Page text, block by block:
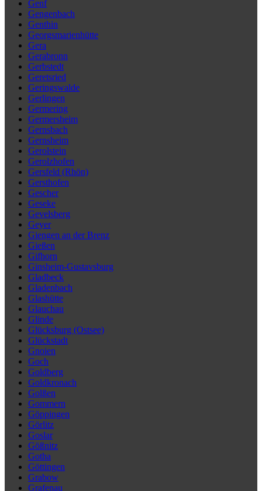
Genf
Gengenbach
Genthin
Georgsmarienhütte
Gera
Gerabronn
Gerbstedt
Geretsried
Geringswalde
Gerlingen
Germering
Germersheim
Gernsbach
Gernsheim
Gerolstein
Gerolzhofen
Gersfeld (Rhön)
Gersthofen
Gescher
Geseke
Gevelsberg
Geyer
Giengen an der Brenz
Gießen
Gifhorn
Ginsheim-Gustavsburg
Gladbeck
Gladenbach
Glashütte
Glauchau
Glinde
Glücksburg (Ostsee)
Glückstadt
Gnoien
Goch
Goldberg
Goldkronach
Golßen
Gommern
Göppingen
Görlitz
Goslar
Gößnitz
Gotha
Göttingen
Grabow
Grafenau